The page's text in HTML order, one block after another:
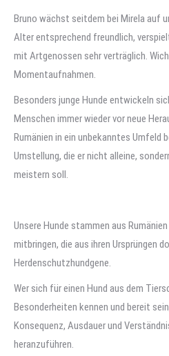
Bruno wächst seitdem bei Mirela auf
Alter entsprechend freundlich,
mit Artgenossen sehr verträglich.
Momentaufnahmen.
Besonders junge Hunde entwickeln
Menschen immer wieder vor neue
Rumänien in ein unbekanntes Umfeld
Umstellung, die er nicht alleine,
meistern soll.
Unsere Hunde stammen aus
mitbringen, die aus ihren Ursprüngen
Herdenschutzhundgene.
Wer sich für einen Hund aus dem
Besonderheiten kennen und bereit
Konsequenz, Ausdauer und
heranzuführen.